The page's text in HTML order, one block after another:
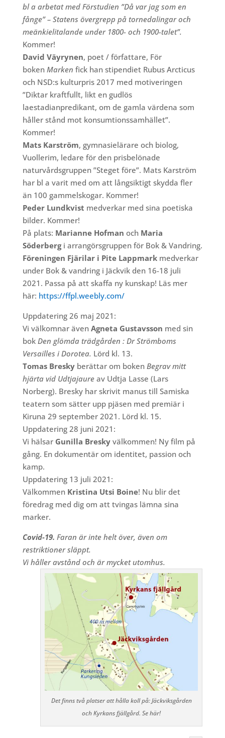
bl a arbetat med Förstudien ”Då var jag som en
fånge” – Statens övergrepp på tornedalingar och
meänkielitalande under 1800- och 1900-talet”.
Kommer!
David Väyrynen, poet / författare, För
boken Marken fick han stipendiet Rubus Arcticus
och NSD:s kulturpris 2017 med motiveringen
”Diktar kraftfullt, likt en gudlös
laestadianpredikant, om de gamla värdena som
håller stånd mot konsumtionssamhället”.
Kommer!
Mats Karström, gymnasielärare och biolog,
Vuollerim, ledare för den prisbelönade
naturvårdsgruppen ”Steget före”. Mats Karström
har bl a varit med om att långsiktigt skydda fler
än 100 gammelskogar. Kommer!
Peder Lundkvist medverkar med sina poetiska
bilder. Kommer!
På plats: Marianne Hofman och Maria
Söderbergi arrangörsgruppen för Bok & Vandring.
Föreningen Fjärilar i Pite Lappmarkmedverkar
under Bok & vandring i Jäckvik den 16-18 juli
2021. Passa på att skaffa ny kunskap! Läs mer
här: https://ffpl.weebly.com/
Uppdatering 26 maj 2021:
Vi välkomnar även Agneta Gustavsson med sin
bok Den glömda trädgården : Dr Strömboms
Versailles i Dorotea. Lörd kl. 13.
Tomas Breskyberättar om boken Begrav mitt
hjärta vid Udtjajaureav Udtja Lasse (Lars
Norberg). Bresky har skrivit manus till Samiska
teatern som sätter upp pjäsen med premiär i
Kiruna 29 september 2021. Lörd kl. 15.
Uppdatering 28 juni 2021:
Vi hälsar Gunilla Breskyvälkommen! Ny film på
gång. En dokumentär om identitet, passion och
kamp.
Uppdatering 13 juli 2021:
Välkommen Kristina Utsi Boine! Nu blir det
föredrag med dig om att tvingas lämna sina
marker.
Covid-19. Faran är inte helt över, även om
restriktioner släppt.
Vi håller avstånd och är mycket utomhus.
Det finns två platser att hålla koll på: Jäckviksgården
och Kyrkans fjällgård. Se här!